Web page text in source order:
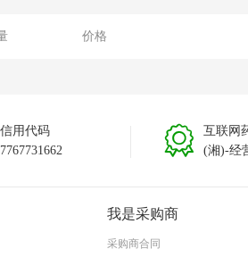
价格
用代码
互联网
(湘)-经
我是采购商
采购商合同